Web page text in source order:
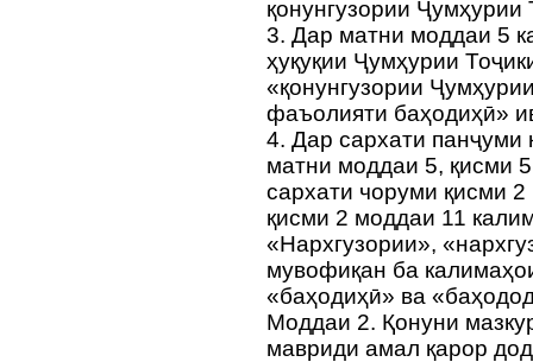
қонунгузории Ҷумҳурии
3. Дар матни моддаи 5
ҳуқуқии Ҷумҳурии
«қонунгузории
фаъолияти баҳодиҳӣ»
4. Дар сархати
матни моддаи 5, қисми
сархати чоруми қисми
қисми 2 моддаи 11
«Нархгузории»,
мувофиқан ба
«баҳодиҳӣ» ва
Моддаи 2. Қонуни
мавриди амал қарор